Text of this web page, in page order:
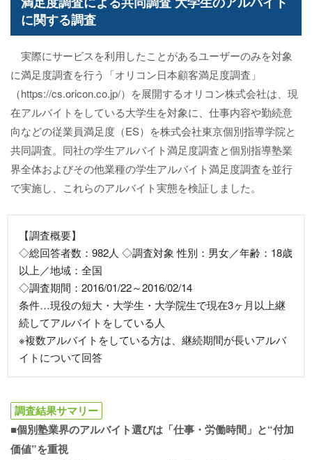
に関する調査
実際にサービスを利用したことがあるユーザーのみを対象
に満足度調査を行う「オリコン日本顧客満足度調査」
（https://cs.oricon.co.jp/）を展開するオリコン株式会社は、現
在アルバイトをしている大学生を対象に、仕事内容や勤続意
向などの従業員満足度（ES）を株式会社東京個別指導学院と
共同調査。同社の学生アルバイト満足度調査と個別指導塾業
界全体およびその他業種の学生アルバイト満足度調査を並行
で実施し、これらのアルバイト実態を検証しました。
【調査概要】
◇総回答者数：982人 ◇調査対象 性別：男女／年齢：18歳
以上／地域：全国
◇調査期間：2016/01/22～2016/02/14
条件…現役の短大・大学生・大学院生で現在3ヶ月以上継
続してアルバイトをしている人
※複数アルバイトをしている方は、継続期間が長いアルバ
イトについて回答
調査結果サマリー
■個別塾業界のアルバイト選びは「仕事・労働時間」と“付加
価値”を重視